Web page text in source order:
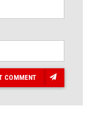
COMMENT